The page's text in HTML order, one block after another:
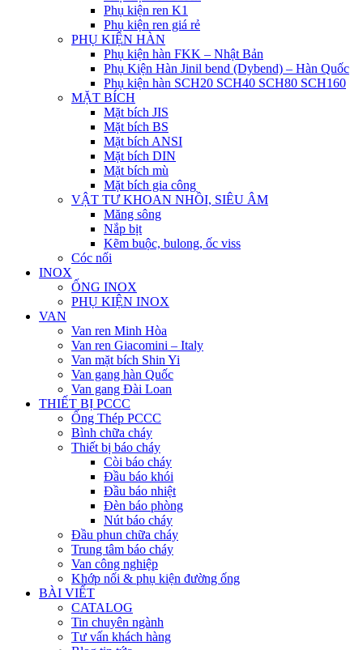
Phụ kiện ren K1
Phụ kiện ren giá rẻ
PHỤ KIỆN HÀN
Phụ kiện hàn FKK – Nhật Bản
Phụ Kiện Hàn Jinil bend (Dybend) – Hàn Quốc
Phụ kiện hàn SCH20 SCH40 SCH80 SCH160
MẶT BÍCH
Mặt bích JIS
Mặt bích BS
Mặt bích ANSI
Mặt bích DIN
Mặt bích mù
Mặt bích gia công
VẬT TƯ KHOAN NHỒI, SIÊU ÂM
Măng sông
Nắp bịt
Kẽm buộc, bulong, ốc viss
Cóc nối
INOX
ỐNG INOX
PHỤ KIỆN INOX
VAN
Van ren Minh Hòa
Van ren Giacomini – Italy
Van mặt bích Shin Yi
Van gang hàn Quốc
Van gang Đài Loan
THIẾT BỊ PCCC
Ống Thép PCCC
Bình chữa cháy
Thiết bị báo cháy
Còi báo cháy
Đầu báo khói
Đầu báo nhiệt
Đèn báo phòng
Nút báo cháy
Đầu phun chữa cháy
Trung tâm báo cháy
Van công nghiệp
Khớp nối & phụ kiện đường ống
BÀI VIẾT
CATALOG
Tin chuyên ngành
Tư vấn khách hàng